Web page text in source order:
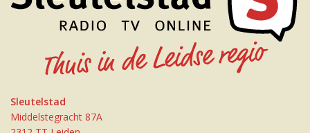
Sleutelstad
Middelstegracht 87A